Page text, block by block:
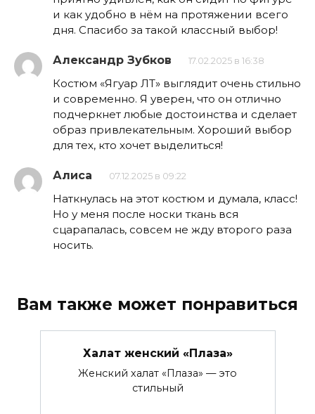
и как удобно в нём на протяжении всего
дня. Спасибо за такой классный выбор!
Александр Зубков 17.02.2025 в 16:38
Костюм «Ягуар ЛТ» выглядит очень стильно
и современно. Я уверен, что он отлично
подчеркнет любые достоинства и сделает
образ привлекательным. Хороший выбор
для тех, кто хочет выделиться!
Алиса 07.12.2025 в 09:22
Наткнулась на этот костюм и думала, класс!
Но у меня после носки ткань вся
сцарапалась, совсем не жду второго раза
носить.
Вам также может понравиться
Халат женский «Плаза»
Женский халат «Плаза» — это
стильный